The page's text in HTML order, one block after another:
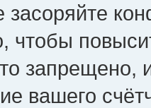
засоряйте
чтобы
запрещено,
вашего